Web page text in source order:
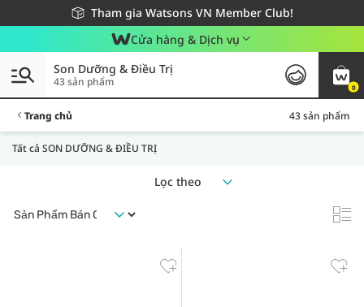
Tham gia Watsons VN Member Club!
Miễn phí giao hàng cho đơn hàng từ 249,000Đ
Giao hàng nhanh 24h - Áp dụng khu vực TP. Hồ Chí Minh
Cửa hàng & Dịch vụ
0
Son Dưỡng & Điều Trị
43 sản phẩm
Trang chủ 43 sản phẩm
Tất cả SON DƯỠNG & ĐIỀU TRỊ
Lọc theo